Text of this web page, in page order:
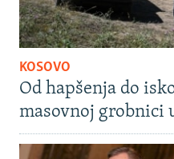
KOSOVO
Od hapšenja do
masovnoj grobnici